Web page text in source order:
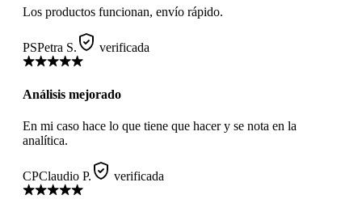
Los productos funcionan, envío rápido.
PSPetra S. verificada
Análisis mejorado
En mi caso hace lo que tiene que hacer y se nota en la
analítica.
CPClaudio P. verificada